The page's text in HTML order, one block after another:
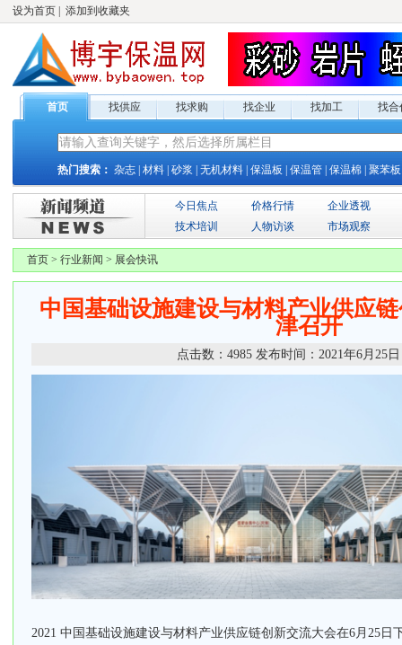
设为首页 添加到收藏夹
首页 找供应 找求购 找企业 找加工 找合
热门搜索： 杂志 材料 砂浆 无机材料 保温板 保温管 保温棉 聚苯板
今日焦点 价格行情
企业透视
技术培训
人物访谈 市场观察
首页 > 行业新闻 > 展会快讯
中国基础设施建设与材料产业供应
津召开
点击数： 4985发布时间： 2021年6月25日
2021 中国基础设施建设与材料产业供应链创新交流大会在6月25日